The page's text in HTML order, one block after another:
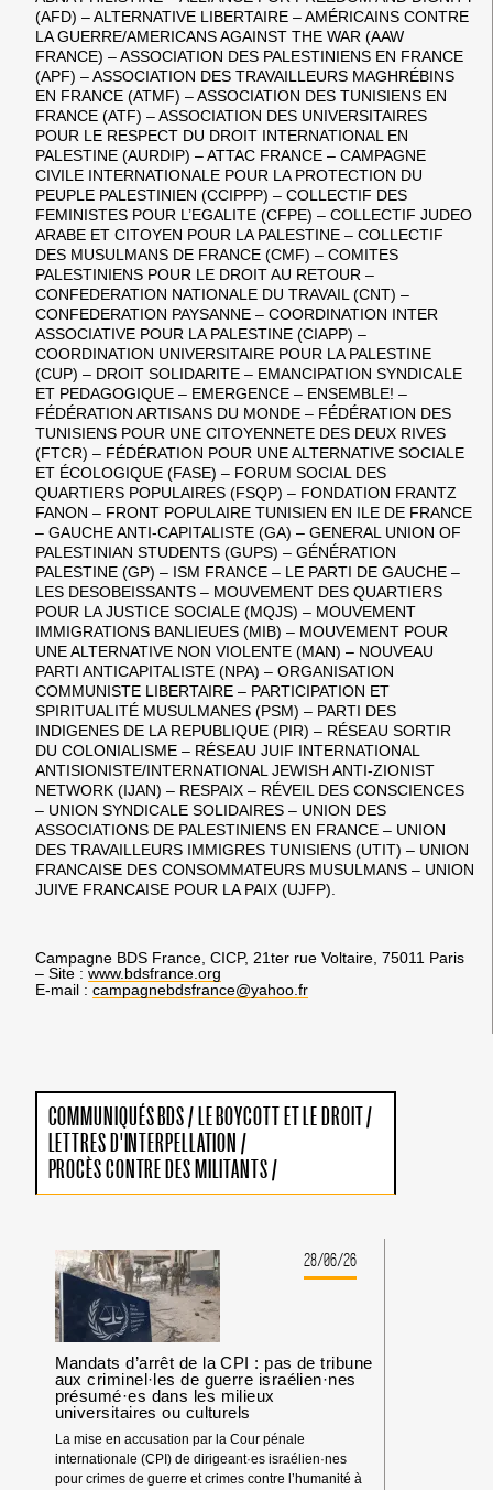
(AFD) – ALTERNATIVE LIBERTAIRE – AMÉRICAINS CONTRE
LA GUERRE/AMERICANS AGAINST THE WAR (AAW
FRANCE) – ASSOCIATION DES PALESTINIENS EN FRANCE
(APF) – ASSOCIATION DES TRAVAILLEURS MAGHRÉBINS
EN FRANCE (ATMF) – ASSOCIATION DES TUNISIENS EN
FRANCE (ATF) – ASSOCIATION DES UNIVERSITAIRES
POUR LE RESPECT DU DROIT INTERNATIONAL EN
PALESTINE (AURDIP) – ATTAC FRANCE – CAMPAGNE
CIVILE INTERNATIONALE POUR LA PROTECTION DU
PEUPLE PALESTINIEN (CCIPPP) – COLLECTIF DES
FEMINISTES POUR L’EGALITE (CFPE) – COLLECTIF JUDEO
ARABE ET CITOYEN POUR LA PALESTINE – COLLECTIF
DES MUSULMANS DE FRANCE (CMF) – COMITES
PALESTINIENS POUR LE DROIT AU RETOUR –
CONFEDERATION NATIONALE DU TRAVAIL (CNT) –
CONFEDERATION PAYSANNE – COORDINATION INTER
ASSOCIATIVE POUR LA PALESTINE (CIAPP) –
COORDINATION UNIVERSITAIRE POUR LA PALESTINE
(CUP) – DROIT SOLIDARITE – EMANCIPATION SYNDICALE
ET PEDAGOGIQUE – EMERGENCE – ENSEMBLE! –
FÉDÉRATION ARTISANS DU MONDE – FÉDÉRATION DES
TUNISIENS POUR UNE CITOYENNETE DES DEUX RIVES
(FTCR) – FÉDÉRATION POUR UNE ALTERNATIVE SOCIALE
ET ÉCOLOGIQUE (FASE) – FORUM SOCIAL DES
QUARTIERS POPULAIRES (FSQP) – FONDATION FRANTZ
FANON – FRONT POPULAIRE TUNISIEN EN ILE DE FRANCE
– GAUCHE ANTI-CAPITALISTE (GA) – GENERAL UNION OF
PALESTINIAN STUDENTS (GUPS) – GÉNÉRATION
PALESTINE (GP) – ISM FRANCE – LE PARTI DE GAUCHE –
LES DESOBEISSANTS – MOUVEMENT DES QUARTIERS
POUR LA JUSTICE SOCIALE (MQJS) – MOUVEMENT
IMMIGRATIONS BANLIEUES (MIB) – MOUVEMENT POUR
UNE ALTERNATIVE NON VIOLENTE (MAN) – NOUVEAU
PARTI ANTICAPITALISTE (NPA) – ORGANISATION
COMMUNISTE LIBERTAIRE – PARTICIPATION ET
SPIRITUALITÉ MUSULMANES (PSM) – PARTI DES
INDIGENES DE LA REPUBLIQUE (PIR) – RÉSEAU SORTIR
DU COLONIALISME – RÉSEAU JUIF INTERNATIONAL
ANTISIONISTE/INTERNATIONAL JEWISH ANTI-ZIONIST
NETWORK (IJAN) – RESPAIX – RÉVEIL DES CONSCIENCES
– UNION SYNDICALE SOLIDAIRES – UNION DES
ASSOCIATIONS DE PALESTINIENS EN FRANCE – UNION
DES TRAVAILLEURS IMMIGRES TUNISIENS (UTIT) – UNION
FRANCAISE DES CONSOMMATEURS MUSULMANS – UNION
JUIVE FRANCAISE POUR LA PAIX (UJFP).
Campagne BDS France, CICP, 21ter rue Voltaire, 75011 Paris
– Site : www.bdsfrance.org
E-mail : campagnebdsfrance@yahoo.fr
COMMUNIQUÉS BDS/ LE BOYCOTT ET LE DROIT
/
LETTRES D'INTERPELLATION /
PROCÈS CONTRE DES MILITANTS/
28/06/26
Mandats d’arrêt de la CPI : pas de tribune
aux criminel·les de guerre israélien·nes
présumé·es dans les milieux
universitaires ou culturels
La mise en accusation par la Cour pénale
internationale (CPI) de dirigeant·es israélien·nes
pour crimes de guerre et crimes contre l’humanité à